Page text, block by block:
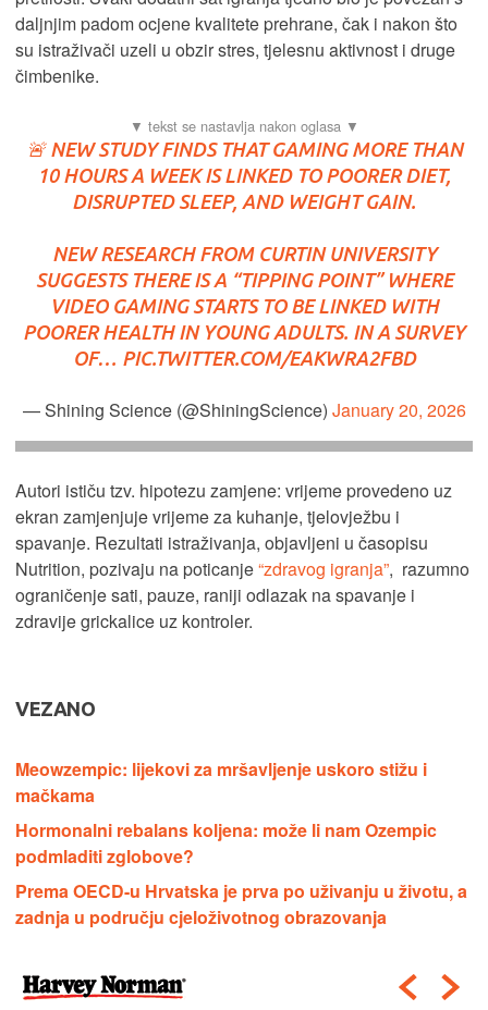
daljnjim padom ocjene kvalitete prehrane, čak i nakon što
su istraživači uzeli u obzir stres, tjelesnu aktivnost i druge
čimbenike.
🚨 NEW STUDY FINDS THAT GAMING MORE THAN
10 HOURS A WEEK IS LINKED TO POORER DIET,
DISRUPTED SLEEP, AND WEIGHT GAIN.
NEW RESEARCH FROM CURTIN UNIVERSITY
SUGGESTS THERE IS A “TIPPING POINT” WHERE
VIDEO GAMING STARTS TO BE LINKED WITH
POORER HEALTH IN YOUNG ADULTS. IN A SURVEY
OF… PIC.TWITTER.COM/EAKWRA2FBD
— Shining Science (@ShiningScience) January 20, 2026
Autori ističu tzv. hipotezu zamjene: vrijeme provedeno uz
ekran zamjenjuje vrijeme za kuhanje, tjelovježbu i
spavanje. Rezultati istraživanja, objavljeni u časopisu
Nutrition, pozivaju na poticanje“zdravog igranja”, razumno
ograničenje sati, pauze, raniji odlazak na spavanje i
zdravije grickalice uz kontroler.
VEZANO
Meowzempic: lijekovi za mršavljenje uskoro stižu i
mačkama
Hormonalni rebalans koljena: može li nam Ozempic
podmladiti zglobove?
Prema OECD-u Hrvatska je prva po uživanju u životu, a
zadnja u području cjeloživotnog obrazovanja